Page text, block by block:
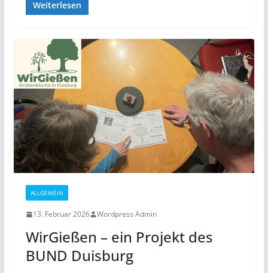
Weiterlesen
ALLGEMEIN
13. Februar 2026 Wordpress Admin
WirGießen – ein Projekt des
BUND Duisburg